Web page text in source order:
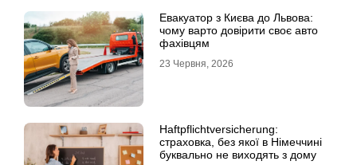
Евакуатор з Києва до Львова:
чому варто довірити своє авто
фахівцям
23 Червня, 2026
Haftpflichtversicherung:
страховка, без якої в Німеччині
буквально не виходять з дому